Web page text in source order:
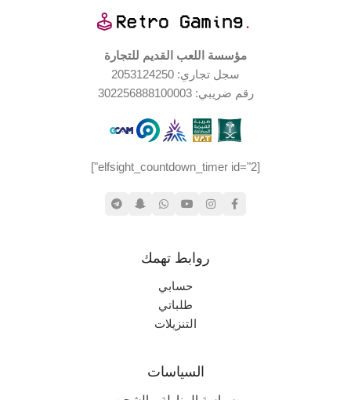
مؤسسة اللعب القديم للتجارة
سجل تجاري: 2053124250
رقم ضريبي: 302256888100003
[elfsight_countdown_timer id="2"]
روابط تهمك
حسابي
طلباتي
التنزيلات
السياسات